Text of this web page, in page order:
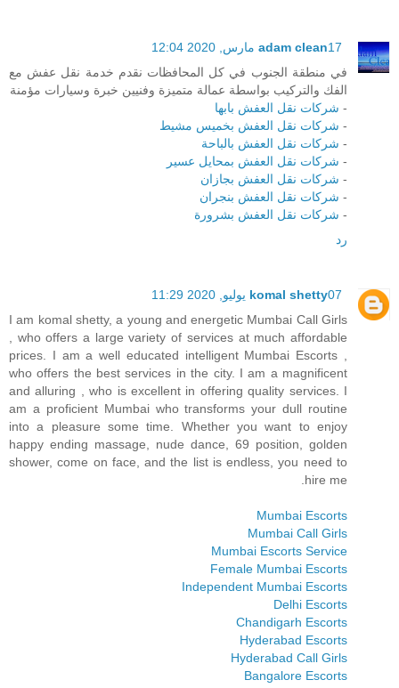
adam clean17 مارس, 2020 12:04
في منطقة الجنوب في كل المحافظات نقدم خدمة نقل عفش مع
الفك والتركيب بواسطة عمالة متميزة وفنيين خبرة وسيارات مؤمنة
- شركات نقل العفش بابها
- شركات نقل العفش بخميس مشيط
- شركات نقل العفش بالباحة
- شركات نقل العفش بمحايل عسير
- شركات نقل العفش بجازان
- شركات نقل العفش بنجران
- شركات نقل العفش بشرورة
رد
komal shetty07 يوليو, 2020 11:29
I am komal shetty, a young and energetic Mumbai Call Girls
, who offers a large variety of services at much affordable
prices. I am a well educated intelligent Mumbai Escorts ,
who offers the best services in the city. I am a magnificent
and alluring , who is excellent in offering quality services. I
am a proficient Mumbai who transforms your dull routine
into a pleasure some time. Whether you want to enjoy
happy ending massage, nude dance, 69 position, golden
shower, come on face, and the list is endless, you need to
hire me.
Mumbai Escorts
Mumbai Call Girls
Mumbai Escorts Service
Female Mumbai Escorts
Independent Mumbai Escorts
Delhi Escorts
Chandigarh Escorts
Hyderabad Escorts
Hyderabad Call Girls
Bangalore Escorts